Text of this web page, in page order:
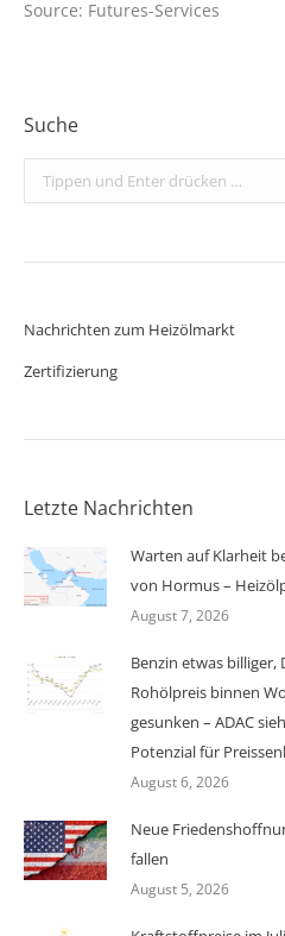
Source: Futures-Services
Suche
Search:
Nachrichten zum Heizölmarkt
Zertifizierung
Letzte Nachrichten
Warten auf Klarheit
von Hormus –
August 7, 2026
Benzin etwas billiger,
Rohölpreis binnen
gesunken – ADAC
Potenzial für
August 6, 2026
Neue
fallen
August 5, 2026